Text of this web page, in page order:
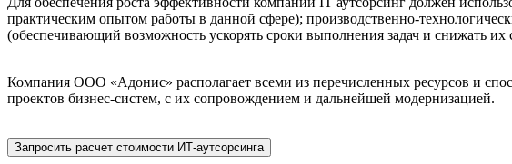
практическим опытом работы в данной сфере); производственно-
(обеспечивающий возможность ускорять сроки выполнения задач и снижать их
Компания ООО «Адонис» располагает всеми из перечисленных ресурсов и
проектов бизнес-систем, с их сопровождением и дальнейшей модернизацией.